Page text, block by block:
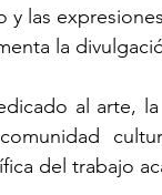
y las
la
al arte,
del trabajo